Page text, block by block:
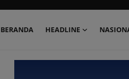
BERANDA HEADLINE